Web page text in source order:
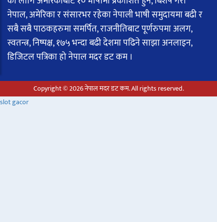
नेपाल, अमेरिका र संसारभर रहेका नेपाली भाषी समुदायमा बढी र
सबै सबै पाठकहरुमा समर्पित, राजनीतिबाट पूर्णरुपमा अलग,
स्वतन्त्र, निष्पक्ष, १७५ भन्दा बढी देशमा पढिने साझा अनलाइन,
डिजिटल पत्रिका हो नेपाल मदर डट कम ।
Copyright © 2026 नेपाल मदर डट कम. All rights reserved.
slot gacor